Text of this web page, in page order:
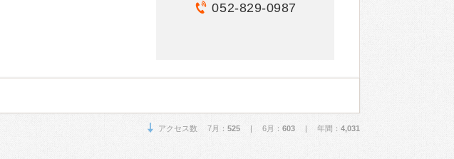
052-829-0987
アクセス数 7月： 525 | 6月： 603 | 年間： 4,031